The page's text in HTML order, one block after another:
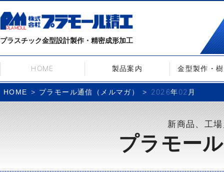
プラスチック金型設計製作・精密成形加工
HOME 製品案内 金型製作・
HOME プラモール通信（メルマガ） 2026年02月
新商品、工
プラモー